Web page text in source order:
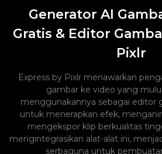
Generator AI
Gratis & Editor
Pixlr
Express by Pixlr menawarkan
gambar ke video yang
menggunakannya sebagai editor
untuk menerapkan efek,
mengekspor klip berkualitas
mengintegrasikan alat-alat ini,
serbaguna untuk